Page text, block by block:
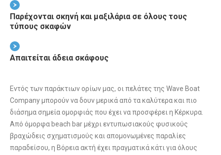
Παρέχονται σκηνή και μαξιλάρια σε όλους τους
τύπους σκαφών
Απαιτείται άδεια σκάφους
Εντός των παράκτιων ορίων μας, οι πελάτες της Wave Boat
Company μπορούν να δουν μερικά από τα καλύτερα και πιο
διάσημα σημεία ομορφιάς που έχει να προσφέρει η Κέρκυρα.
Από όμορφα beach bar μέχρι εντυπωσιακούς φυσικούς
βραχώδεις σχηματισμούς και απομονωμένες παραλίες
παραδείσου, η Βόρεια ακτή έχει πραγματικά κάτι για όλους